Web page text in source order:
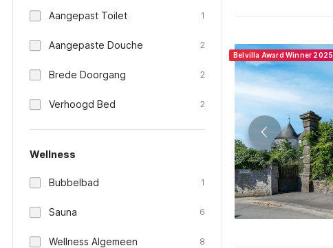
Aangepast Toilet 1
Aangepaste Douche 2
Brede Doorgang 2
Verhoogd Bed 2
Wellness
Bubbelbad 1
Sauna 6
Wellness Algemeen 8
Belvilla Award Winner 2025